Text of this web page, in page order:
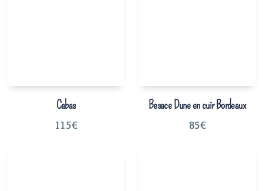
Cabas
115€
Besace Dune en cuir Bordeaux
85€